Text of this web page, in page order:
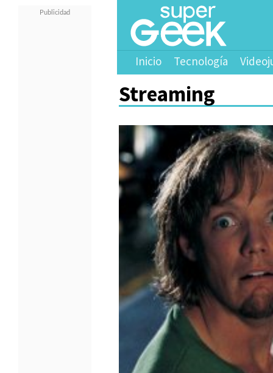
Inicio Tecnología
Streaming